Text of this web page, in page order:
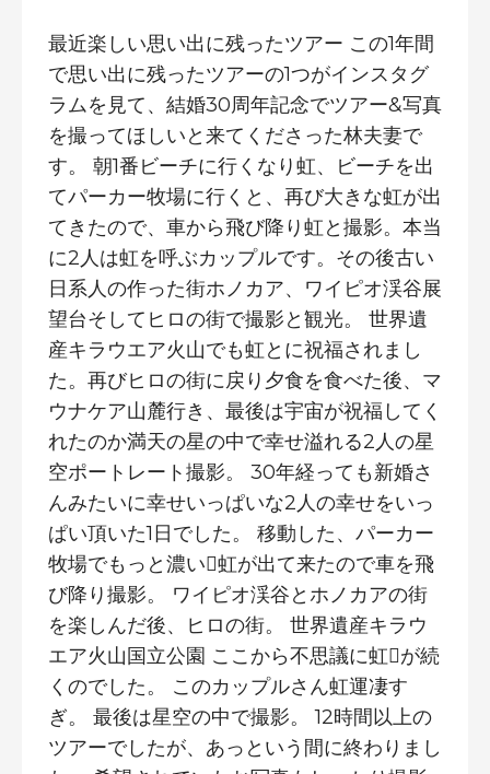
最近楽しい思い出に残ったツアー この1年間
で思い出に残ったツアーの1つがインスタグ
ラムを見て、結婚30周年記念でツアー&写真
を撮ってほしいと来てくださった林夫妻で
す。 朝1番ビーチに行くなり虹、ビーチを出
てパーカー牧場に行くと、再び大きな虹が出
てきたので、車から飛び降り虹と撮影。本当
に2人は虹を呼ぶカップルです。その後古い
日系人の作った街ホノカア、ワイピオ渓谷展
望台そしてヒロの街で撮影と観光。 世界遺
産キラウエア火山でも虹とに祝福されまし
た。再びヒロの街に戻り夕食を食べた後、マ
ウナケア山麓行き、最後は宇宙が祝福してく
れたのか満天の星の中で幸せ溢れる2人の星
空ポートレート撮影。 30年経っても新婚さ
んみたいに幸せいっぱいな2人の幸せをいっ
ぱい頂いた1日でした。 移動した、パーカー
牧場でもっと濃い虹が出て来たので車を飛
び降り撮影。 ワイピオ渓谷とホノカアの街
を楽しんだ後、ヒロの街。 世界遺産キラウ
エア火山国立公園 ここから不思議に虹が続
くのでした。 このカップルさん虹運凄す
ぎ。 最後は星空の中で撮影。 12時間以上の
ツアーでしたが、あっという間に終わりまし